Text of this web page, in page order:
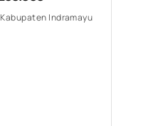
Kabupaten Indramayu